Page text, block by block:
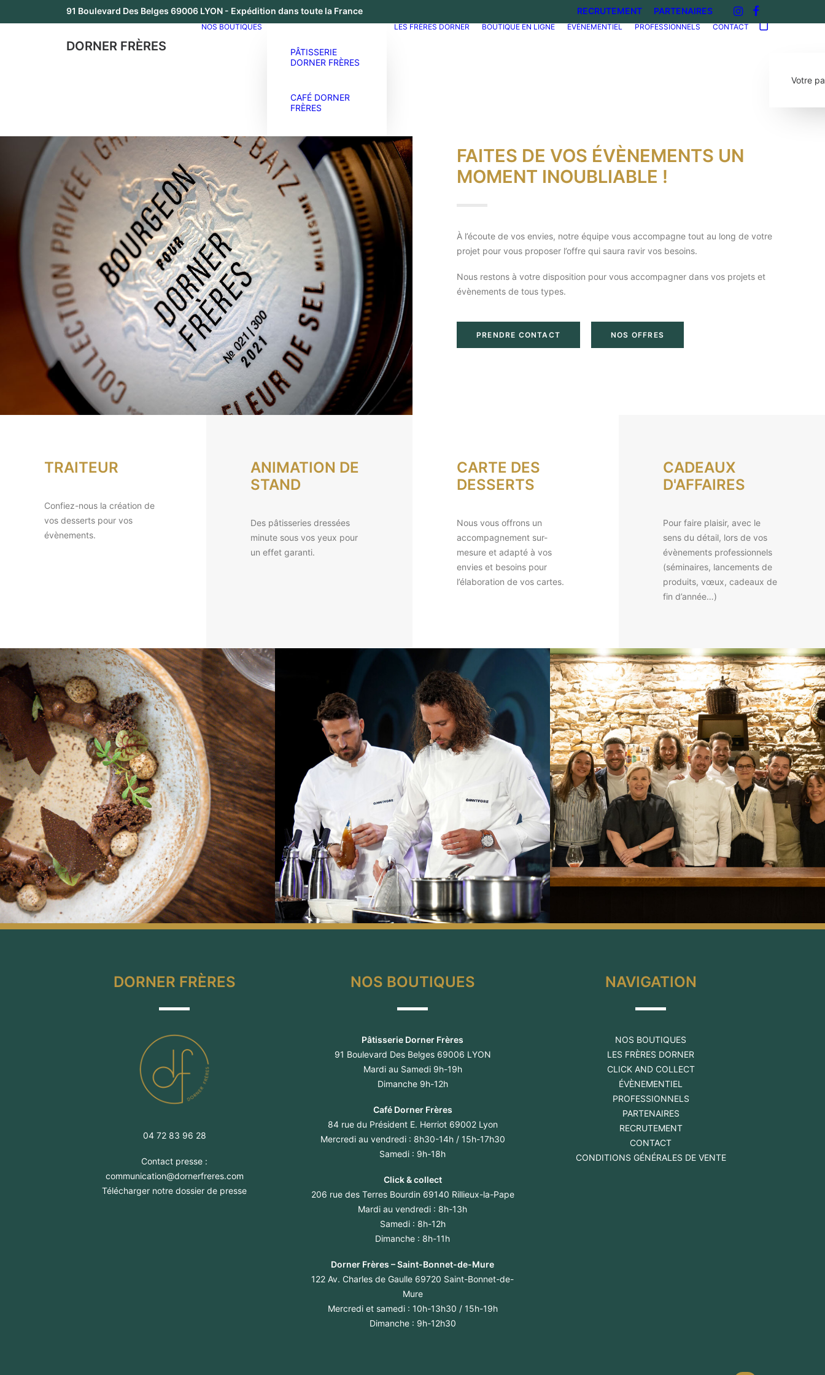
91 Boulevard Des Belges 69006 LYON - Expédition dans toute la France RECRUTEMENT PARTENAIRES
DORNER FRÈRES
NOS BOUTIQUES
PÂTISSERIE
DORNER FRÈRES
CAFÉ DORNER
FRÈRES
LES FRÈRES DORNER BOUTIQUE EN LIGNE ÉVÈNEMENTIEL PROFESSIONNELS CONTACT
Votre
FAITES DE VOS ÉVÈNEMENTS UN
MOMENT INOUBLIABLE !
À l’écoute de vos envies, notre équipe vous accompagne tout au long de votre
projet pour vous proposer l’offre qui saura ravir vos besoins.
Nous restons à votre disposition pour vous accompagner dans vos projets et
évènements de tous types.
PRENDRE CONTACT NOS OFFRES
TRAITEUR
Confiez-nous la création de
vos desserts pour vos
évènements.
ANIMATION DE
STAND
Des pâtisseries dressées
minute sous vos yeux pour
un effet garanti.
CARTE DES
DESSERTS
Nous vous offrons un
accompagnement sur-
mesure et adapté à vos
envies et besoins pour
l’élaboration de vos cartes.
CADEAUX
D'AFFAIRES
Pour faire plaisir, avec le
sens du détail, lors de vos
évènements professionnels
(séminaires, lancements de
produits, vœux, cadeaux de
fin d’année…)
DORNER FRÈRES
04 72 83 96 28
Contact presse :
communication@dornerfreres.com
Télécharger notre dossier de presse
NOS BOUTIQUES
Pâtisserie Dorner Frères
91 Boulevard Des Belges 69006 LYON
Mardi au Samedi 9h-19h
Dimanche 9h-12h
Café Dorner Frères
84 rue du Président E. Herriot 69002 Lyon
Mercredi au vendredi : 8h30-14h / 15h-17h30
Samedi : 9h-18h
Click & collect
206 rue des Terres Bourdin 69140 Rillieux-la-Pape
Mardi au vendredi : 8h-13h
Samedi : 8h-12h
Dimanche : 8h-11h
Dorner Frères – Saint-Bonnet-de-Mure
122 Av. Charles de Gaulle 69720 Saint-Bonnet-de-
Mure
Mercredi et samedi : 10h-13h30 / 15h-19h
Dimanche : 9h-12h30
NAVIGATION
NOS BOUTIQUES
LES FRÈRES DORNER
CLICK AND COLLECT
ÉVÈNEMENTIEL
PROFESSIONNELS
PARTENAIRES
RECRUTEMENT
CONTACT
CONDITIONS GÉNÉRALES DE VENTE